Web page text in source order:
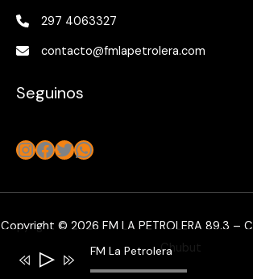
297 4063327
contacto@fmlapetrolera.com
Seguinos
Instagram
Facebook
Twitter
WhatsApp
Copyright © 2026 FM LA PETROLERA 89.3 –
Chubut
FM La Petrolera
Reproductor